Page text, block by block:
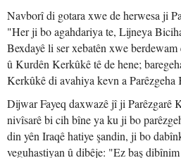
Navborî di gotara xwe de herwesa ji
"Her ji bo agahdariya te, Lijneya
Bexdayê li ser xebatên xwe
û Kurdên Kerkûkê tê de hene;
Kerkûkê di avahiya kevn a Parêzgeha
Dijwar Fayeq daxwazê jî ji Parêzgarê
nivîsarê bi cih bîne ya ku ji bo
din yên Iraqê hatiye şandin, ji bo
veguhastiyan û dibêje: "Ez baş